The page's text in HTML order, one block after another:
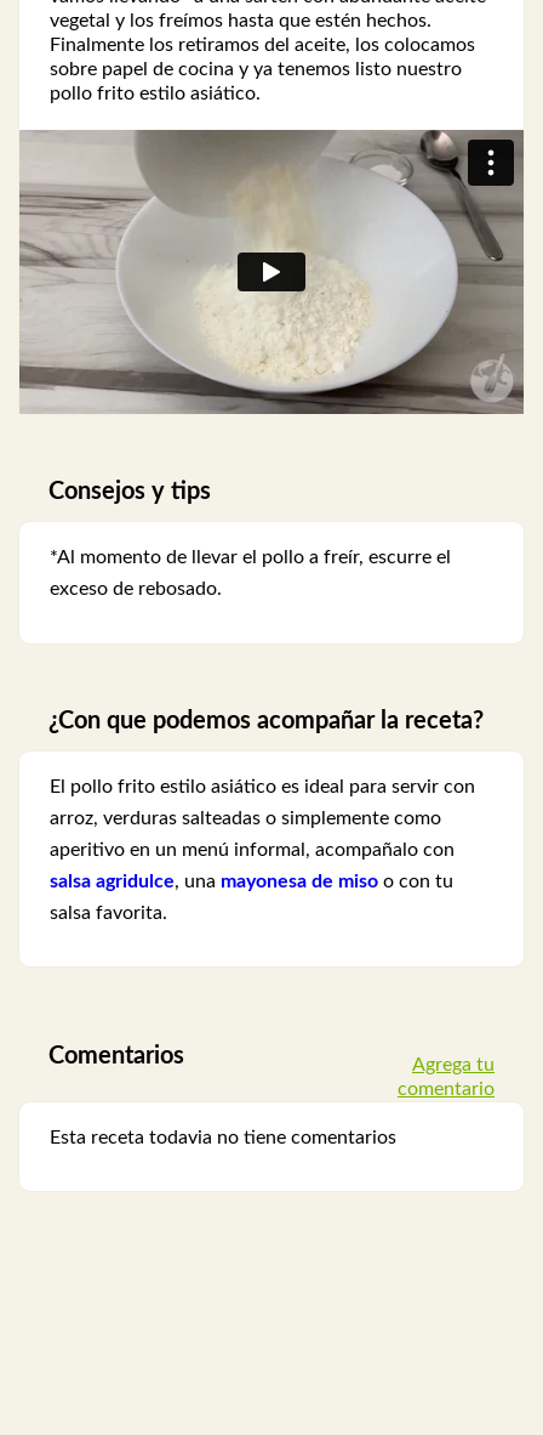
vegetal y los freímos hasta que estén hechos.
Finalmente los retiramos del aceite, los colocamos
sobre papel de cocina y ya tenemos listo nuestro
pollo frito estilo asiático.
Consejos y tips
*Al momento de llevar el pollo a freír, escurre el
exceso de rebosado.
¿Con que podemos acompañar la receta?
El pollo frito estilo asiático es ideal para servir con
arroz, verduras salteadas o simplemente como
aperitivo en un menú informal, acompañalo con
salsa agridulce, una mayonesa de miso o con tu
salsa favorita.
Comentarios
Agrega tu
comentario
Esta receta todavia no tiene comentarios